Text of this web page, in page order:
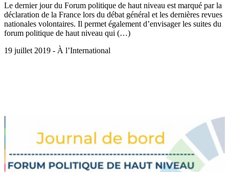
Le dernier jour du Forum politique de haut niveau est marqué par la
déclaration de la France lors du débat général et les dernières revues
nationales volontaires. Il permet également d’envisager les suites du
forum politique de haut niveau qui (…)
19 juillet 2019 - À l’International